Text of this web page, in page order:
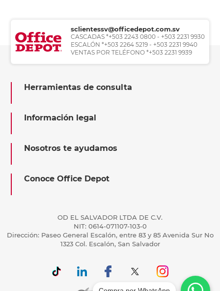
sclientessv@officedepot.com.sv
CASCADAS *+503 2243 0800 - +503 2231 9930
ESCALÓN *+503 2264 5219 - +503 2231 9940
VENTAS POR TELÉFONO *+503 2231 9939
Herramientas de consulta
Información legal
Nosotros te ayudamos
Conoce Office Depot
OD EL SALVADOR LTDA DE C.V.
NIT: 0614-071107-103-0
Dirección: Paseo General Escalón, entre 83 y 85 Avenida Sur No
1323 Col. Escalón, San Salvador